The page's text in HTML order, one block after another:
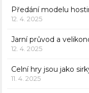
Předání modelu
12. 4. 2025
Jarní průvod a
12. 4. 2025
Celní hry jsou jako
11. 4. 2025